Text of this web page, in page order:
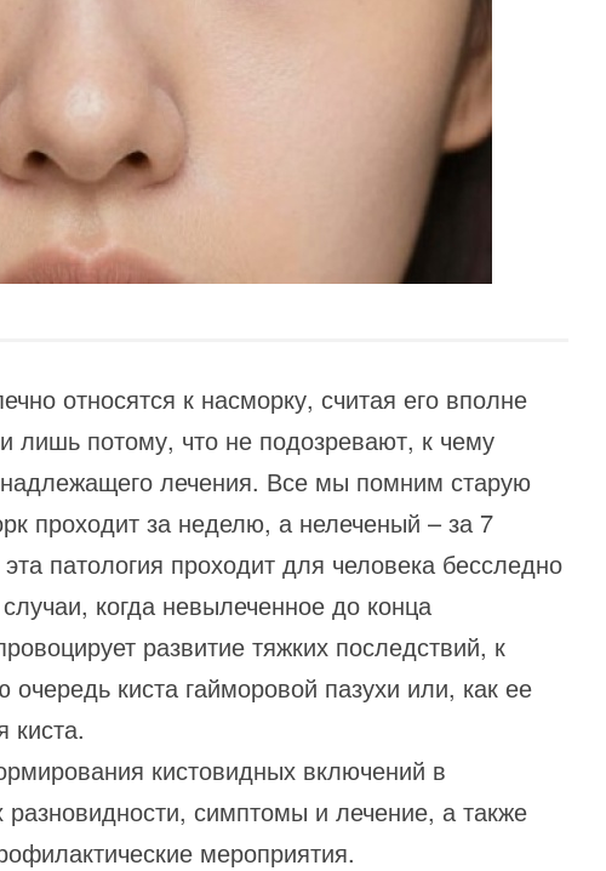
относятся к насморку, считая его вполне
лишь потому, что не подозревают, к чему
надлежащего лечения. Все мы помним старую
проходит за неделю, а нелеченый – за 7
патология проходит для человека бесследно
когда невылеченное до конца
развитие тяжких последствий, к
киста гайморовой пазухи или, как ее
киста.
кистовидных включений в
разновидности, симптомы и лечение, а также
мероприятия.